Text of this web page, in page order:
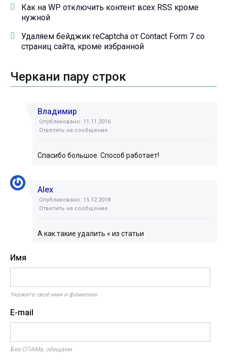
Как на WP отключить контент всех RSS кроме
нужной
Удаляем бейджик reCaptcha от Contact Form 7 со
страниц сайта, кроме избранной
Черкани пару строк
Владимир
Опубликовано: 11.11.2016
Ответить на сообщение
Спасибо большое. Способ работает!
Alex
Опубликовано: 15.12.2018
Ответить на сообщение
А как такие удалить « из статьи
Имя
Укажите своё имя и фамилию
E-mail
Без СПАМа, обещаем